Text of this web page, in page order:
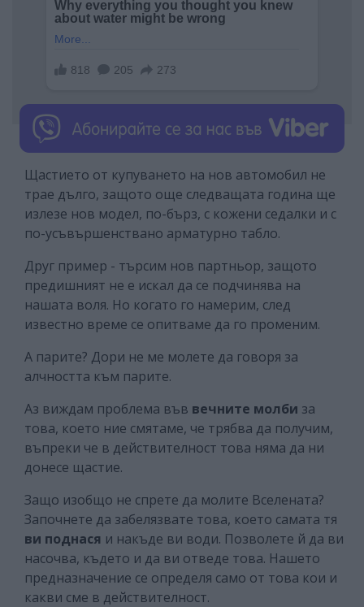
Щастието от купуването на нов автомобил не
трае дълго, защото още следващата година ще
излезе нов модел, по-бърз, с кожени седалки и с
по-усъвършенствано арматурно табло.
Друг пример - търсим нов партньор, защото
предишният не е искал да се подчинява на
нашата воля. Но когато го намерим, след
известно време се опитваме да го променим.
А парите? Дори не ме молете да говоря за
алчността към парите.
Аз виждам проблема във вечните молби за
това, което ние смятаме, че трябва да получим,
въпреки че в действителност това няма да ни
донесе щастие.
Защо изобщо не спрете да молите Вселената?
Започнете да забелязвате това, което самата тя
ви поднася и накъде ви води. Позволете й да ви
насочва, където и да ви отведе това. Нашето
предназначение се определя само от това кои и
какви сме в действителност.